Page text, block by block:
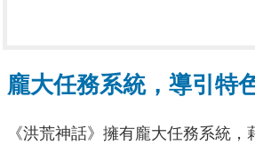
龐大任務系統，導引特
《洪荒神話》擁有龐大任務系統，